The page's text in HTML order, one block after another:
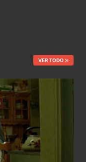
VER TODO